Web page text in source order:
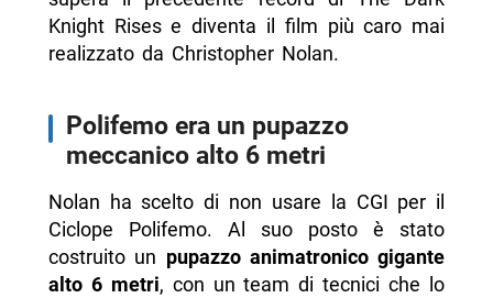
Knight Rises e diventa il film più caro mai
realizzato da Christopher Nolan.
Polifemo era un pupazzo
meccanico alto 6 metri
Nolan ha scelto di non usare la CGI per il
Ciclope Polifemo. Al suo posto è stato
costruito un pupazzo animatronico gigante
alto 6 metri, con un team di tecnici che lo